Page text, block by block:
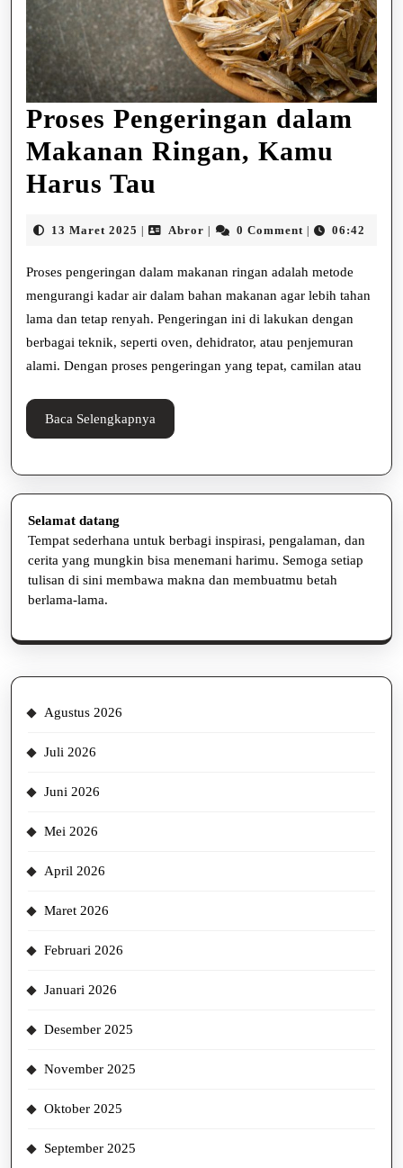
Proses Pengeringan dalam
Makanan Ringan, Kamu
Harus Tau
dalam
Makanan
Ringan,
Kamu
Harus
Tau
13 Maret 2025 13
Abror Abror0 Comment 06:42
Proses pengeringan dalam makanan ringan adalah metode
mengurangi kadar air dalam bahan makanan agar lebih tahan
lama dan tetap renyah. Pengeringan ini di lakukan dengan
berbagai teknik, seperti oven, dehidrator, atau penjemuran
alami. Dengan proses pengeringan yang tepat, camilan atau
Baca Selengkapnya
Selengkapnya
Selamat datang
Tempat sederhana untuk berbagi inspirasi, pengalaman, dan
cerita yang mungkin bisa menemani harimu. Semoga setiap
tulisan di sini membawa makna dan membuatmu betah
berlama-lama.
Agustus 2026
Juli 2026
Juni 2026
Mei 2026
April 2026
Maret 2026
Februari 2026
Januari 2026
Desember 2025
November 2025
Oktober 2025
September 2025